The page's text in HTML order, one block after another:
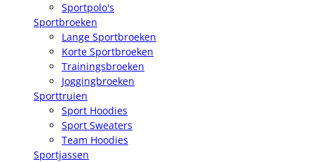
Sportpolo's
Sportbroeken
Lange Sportbroeken
Korte Sportbroeken
Trainingsbroeken
Joggingbroeken
Sporttruien
Sport Hoodies
Sport Sweaters
Team Hoodies
Sportjassen